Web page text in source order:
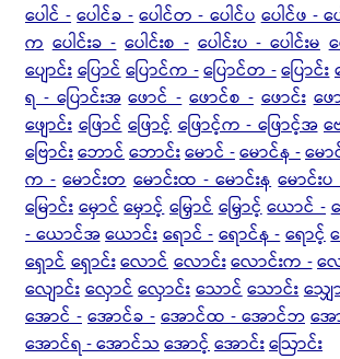
ပေါင် - ပေါင်ခ - ပေါင်တ - ပေါင်ပ ပေါင်ဖ -
က ပေါင်းခ - ပေါင်းစ - ပေါင်းပ - ပေါင်းမ
ပျောင်းပြောင်ပြောင်က -ပြောင်တ -ပြောင်း
ရ - ပြောင်းအ ဖောင် - ဖောင်စ - ဖောင်း ဖေ
ဖျောင်း ဖြောင် ဖြောင့် ဖြောင့်က - ဖြောင့်အ ဗ
ဗြောင်းဘောင်ဘောင်းမောင် -မောင်န -မေ
က - မောင်းတ မောင်းထ - မောင်းန မောင်း
မြောင်းမှောင်မှောင့်မြှောင်မြှောင့်ယောင် -
- ယောင်အယောင်းရောင် -ရောင်န -ရောင့်
ရှောင်ရှောင်းလောင်လောင်းလောင်းက -လ
လျောင်းလှောင်လှောင်းသောင်သောင်းသျှေ
အောင် - အောင်ခ - အောင်ထ - အောင်ဘ အေ
အောင်ရ - အောင်သအောင့်အောင်းဩောင်း